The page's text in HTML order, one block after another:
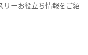
リーお役立ち情報をご紹